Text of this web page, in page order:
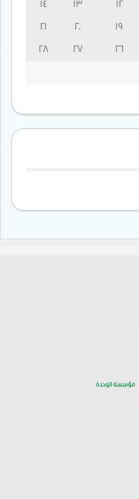
13
14
19
20
21
26
27
28